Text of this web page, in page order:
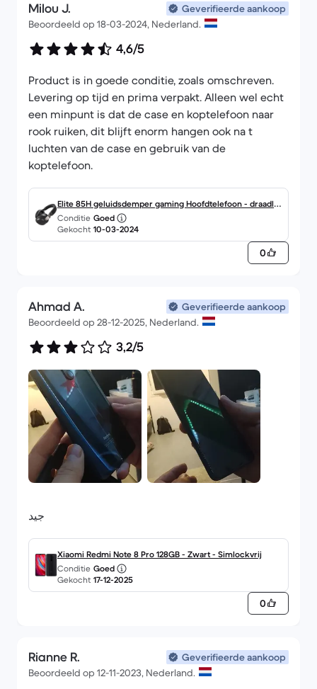
Milou J.
Geverifieerde aankoop
Beoordeeld op 18-03-2024, Nederland.
4,6/5
Product is in goede conditie, zoals omschreven.
Levering op tijd en prima verpakt. Alleen wel echt
een minpunt is dat de case en koptelefoon naar
rook ruiken, dit blijft enorm hangen ook na t
luchten van de case en gebruik van de
koptelefoon.
Elite 85H geluidsdemper gaming Hoofdtelefoon - draadlo
os microfoon Zwart
Conditie Goed
Gekocht 10-03-2024
0
Ahmad A.
Geverifieerde aankoop
Beoordeeld op 28-12-2025, Nederland.
3,2/5
جيد
Xiaomi Redmi Note 8 Pro 128GB - Zwart - Simlockvrij
Conditie Goed
Gekocht 17-12-2025
0
Rianne R.
Geverifieerde aankoop
Beoordeeld op 12-11-2023, Nederland.